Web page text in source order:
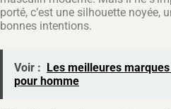
porté, c’est une silhouette noyée,
bonnes intentions.
Voir : Les meilleures
pour homme